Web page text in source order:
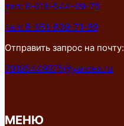
тел: 8-918-544-99-75
тел: 8-951-839-71-89
Отправить запрос на почту:
79185449975@yandex.ru
МЕНЮ